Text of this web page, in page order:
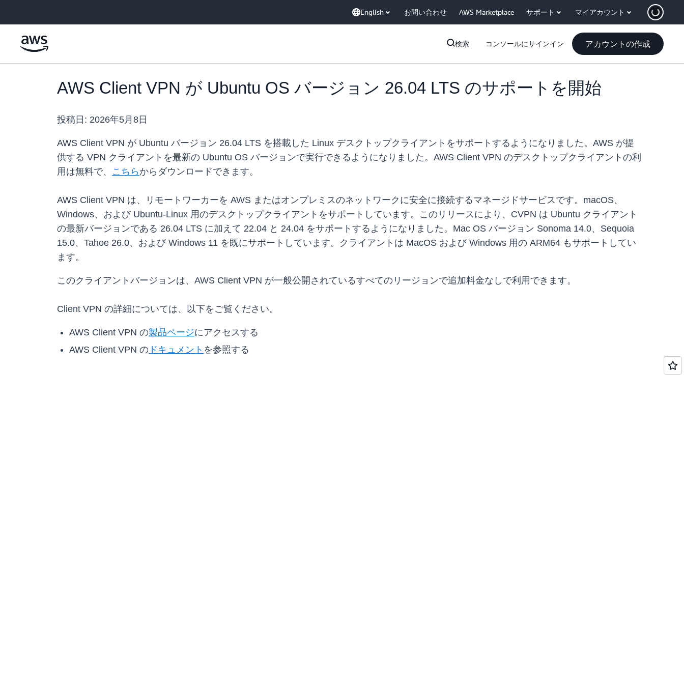
English お問い合わせ AWS Marketplace サポート マイアカウント
検索 コンソールにサインイン アカウントの作成
AWS Client VPN が Ubuntu OS バージョン 26.04 LTS のサポートを開始
投稿日: 2026年5月8日
AWS Client VPN が Ubuntu バージョン 26.04 LTS を搭載した Linux デスクトップクライアントをサポートするようになりました。AWS が提
供する VPN クライアントを最新の Ubuntu OS バージョンで実行できるようになりました。AWS Client VPN のデスクトップクライアントの利
用は無料で、 こちらからダウンロードできます。
AWS Client VPN は、リモートワーカーを AWS またはオンプレミスのネットワークに安全に接続するマネージドサービスです。macOS、
Windows、および Ubuntu-Linux 用のデスクトップクライアントをサポートしています。このリリースにより、CVPN は Ubuntu クライアント
の最新バージョンである 26.04 LTS に加えて 22.04 と 24.04 をサポートするようになりました。Mac OS バージョン Sonoma 14.0、Sequoia
15.0、Tahoe 26.0、および Windows 11 を既にサポートしています。クライアントは MacOS および Windows 用の ARM64 もサポートしてい
ます。
このクライアントバージョンは、AWS Client VPN が一般公開されているすべてのリージョンで追加料金なしで利用できます。
Client VPN の詳細については、以下をご覧ください。
AWS Client VPN の製品ページにアクセスする
AWS Client VPN の ドキュメント を参照する